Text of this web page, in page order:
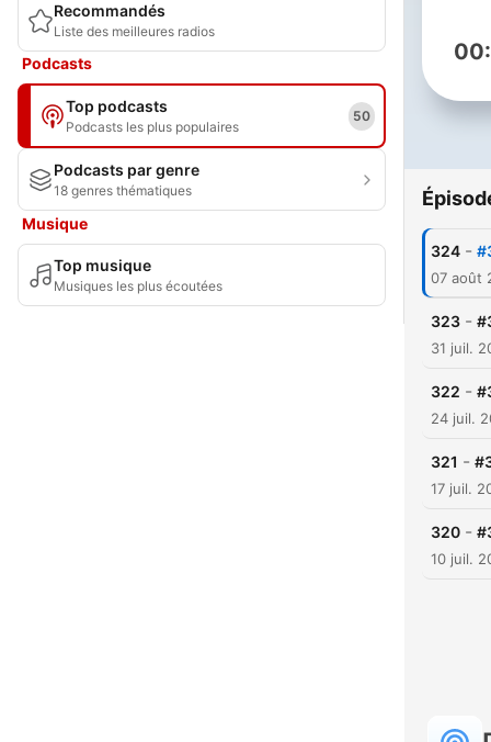
Recommandés
Liste des meilleures radios
Podcasts
Top podcasts
Podcasts les plus populaires
50
Podcasts par genre
18 genres thématiques
Musique
Top musique
Musiques les plus écoutées
324 -
07 août
323 -
31 juil.
322 -
24 juil.
321 -
17 juil.
320 -
10 juil.